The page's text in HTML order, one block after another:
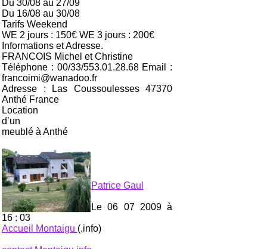
Du 30/08 au 27/09
Du 16/08 au 30/08
Tarifs Weekend
WE 2 jours : 150€ WE 3 jours : 200€
Informations et Adresse.
FRANCOIS Michel et Christine
Téléphone : 00/33/553.01.28.68 Email :
francoimi@wanadoo.fr
Adresse : Las Coussoulesses 47370
Anthé France
Location
d’un
meublé à Anthé
Patrice Gaul
Le 06 07 2009 à
16 : 03
Accueil Montaigu (.info)